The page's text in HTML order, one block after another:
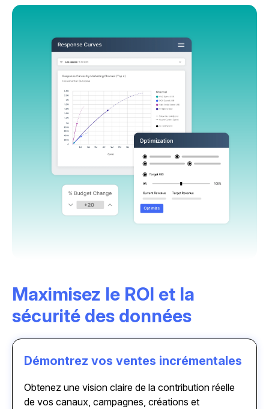
plus facilement.
Comparez vos performances de conversion à
plus encore, afin d’identifier vos forces et vos axes
d’amélioration.
Maximisez le ROI et la
sécurité des données
Démontrez vos ventes incrémentales
Obtenez une vision claire de la contribution réelle
de vos canaux, campagnes, créations et